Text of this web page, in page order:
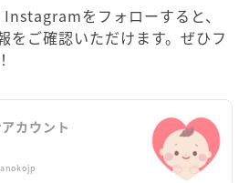
をフォローすると、
をご確認いただけます。ぜひフ
カウント